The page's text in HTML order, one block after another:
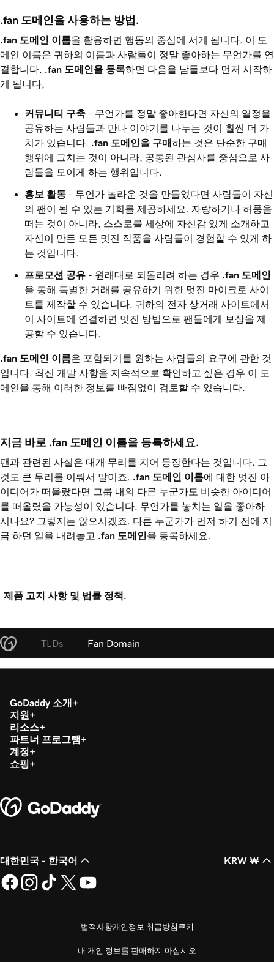
.fan 도메인을 사용하는 방법.
.fan 도메인 이름을 활용하면 행동의 중심에 서게 됩니다. 이 도
메인 이름은 귀하의 이름과 사람들이 정말 좋아하는 무언가를 연
결합니다.
.fan 도메인을 등록하면 다음을 남들보다 먼저 시작하
게 됩니다,
커뮤니티 구축 - 무언가를 정말 좋아한다면 자신의 열정을
공유하는 사람들과 만나 이야기를 나누는 것이 훨씬 더 가
치가 있습니다.
.fan 도메인을 구매하는 것은 단순한 구매
행위에 그치는 것이 아니라, 공통된 관심사를 중심으로 사
람들을 모이게 하는 행위입니다.
홍보 활동 - 무언가 놀라운 것을 만들었다면 사람들이 자신
의 팬이 될 수 있는 기회를 제공하세요. 자랑하거나 허풍을
떠는 것이 아니라, 스스로를 세상에 자신감 있게 소개하고
자신이 만든 모든 멋진 작품을 사람들이 경험할 수 있게 하
는 것입니다.
프로모션 공유 - 원래대로 되돌리려 하는 경우 .fan 도메인
을 통해 특별한 거래를 공유하기 위한 멋진 마이크로 사이
트를 제작할 수 있습니다. 귀하의 전자 상거래 사이트에서
이 사이트에 연결하면 멋진 방법으로 팬들에게 보상을 제
공할 수 있습니다.
.fan 도메인 이름은 포함되기를 원하는 사람들의 요구에 관한 것
입니다. 최신 개발 사항을 지속적으로 확인하고 싶은 경우 이 도
메인을 통해 이러한 정보를 빠짐없이 검토할 수 있습니다.
지금 바로 .fan 도메인 이름을 등록하세요.
팬과 관련된 사실은 대개 무리를 지어 등장한다는 것입니다. 그
것도 큰 무리를 이뤄서 말이죠.
.fan 도메인 이름에 대한 멋진 아
이디어가 떠올랐다면 그룹 내의 다른 누군가도 비슷한 아이디어
를 떠올렸을 가능성이 있습니다. 무언가를 놓치는 일을 좋아하
시나요? 그렇지는 않으시겠죠. 다른 누군가가 먼저 하기 전에 지
금 하던 일을 내려놓고 .fan 도메인 을 등록하세요.
제품 고지 사항 및 법률 정책.
TLDs Fan Domain
GoDaddy 소개
지원
리소스
파트너 프로그램
계정
쇼핑
대한민국 - 한국어 KRW ₩
법적사항개인정보 취급방침 쿠키
내 개인 정보를 판매하지 마십시오